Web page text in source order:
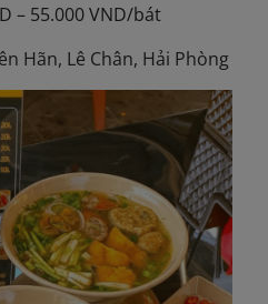
– 55.000 VND/bát
Hãn, Lê Chân, Hải Phòng